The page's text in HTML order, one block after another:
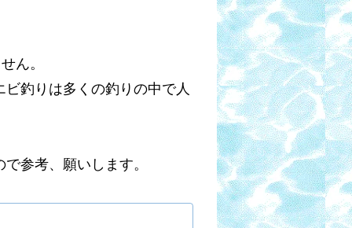
ん。
釣りは多くの釣りの中で人
参考、願いします。